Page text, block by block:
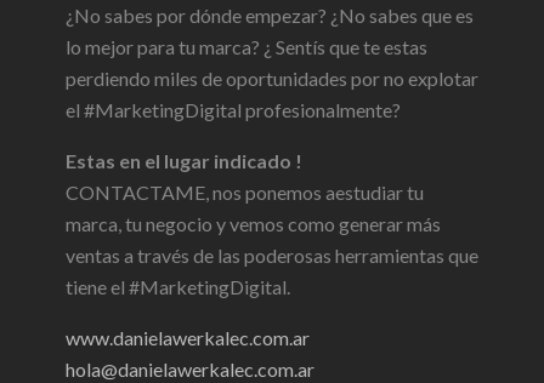
¿No sabes por dónde empezar? ¿No sabes que es
lo mejor para tu marca? ¿ Sentís que te estas
perdiendo miles de oportunidades por no explotar
el #MarketingDigital profesionalmente?
Estas en el lugar indicado !
CONTACTAME, nos ponemos aestudiar tu
marca, tu negocio y vemos como generar más
ventas a través de las poderosas herramientas que
tiene el #MarketingDigital.
www.danielawerkalec.com.ar
hola@danielawerkalec.com.ar